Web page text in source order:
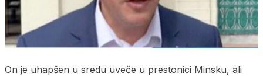
On je uhapšen u sredu uveče u prestonici Minsku, ali